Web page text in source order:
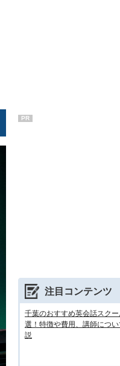
PR
注目コンテンツ
千葉のおすすめ英会話スク
選！特徴や費用、講師につ
説